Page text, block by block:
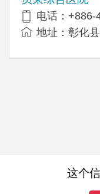
电话：+886-
地址：彰化
这个